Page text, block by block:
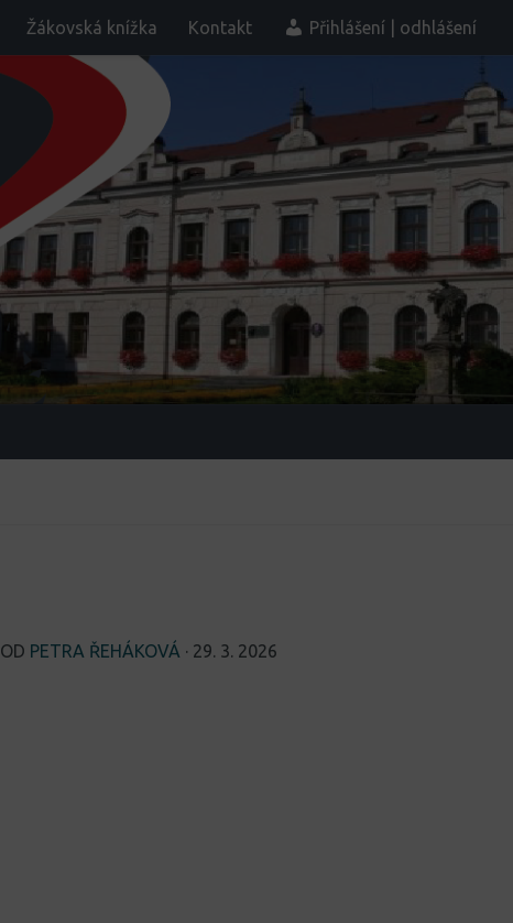
Žákovská knížka Kontakt Přihlášení | odhlášení
PETRA ŘEHÁKOVÁ · 29. 3. 2026